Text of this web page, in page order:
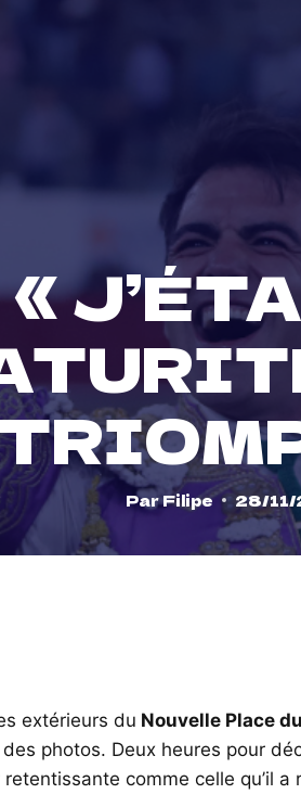
ParFilipe 28/
extérieurs du Nouvelle Place
photos. Deux heures pour
comme celle qu’il a